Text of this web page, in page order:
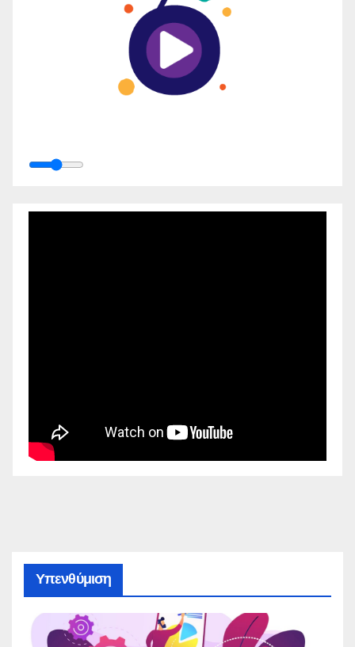
Υπενθύμιση